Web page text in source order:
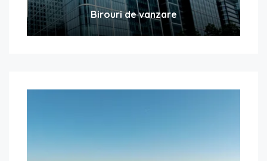
Birouri de vanzare